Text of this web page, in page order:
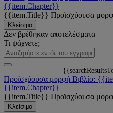
{{item.Chapter}}
{{item.Title}} Προϊσχύουσα
Κλείσιμο
Δεν βρέθηκαν αποτελέσματα
Τι ψάχνετε;
Προϊσχύουσα μορφή Βιβλίο:
{{item.Chapter}}
{{item.Title}} Προϊσχύουσα
Κλείσιμο